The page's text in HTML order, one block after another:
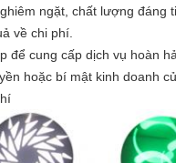
ngặt, chất lượng đáng
về chi phí.
để cung cấp dịch vụ hoàn
hoặc bí mật kinh doanh